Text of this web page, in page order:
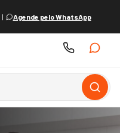
| Agende pelo WhatsApp